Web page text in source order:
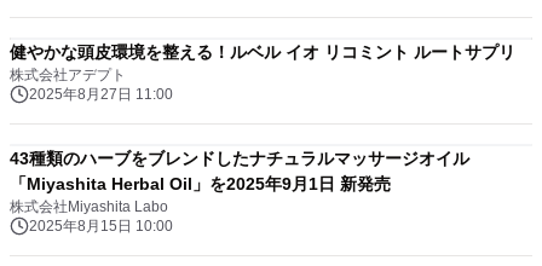
健やかな頭皮環境を整える！ルベル イオ リコミント ルートサプリ
株式会社アデプト
2025年8月27日 11:00
43種類のハーブをブレンドしたナチュラルマッサージオイル
「Miyashita Herbal Oil」を2025年9月1日 新発売
株式会社Miyashita Labo
2025年8月15日 10:00